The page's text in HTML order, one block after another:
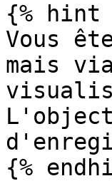
{% hint
Vous
mais
{%